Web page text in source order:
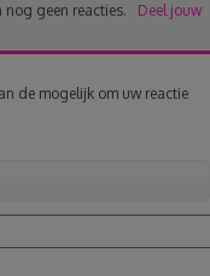
nog geen reacties. Deel jouw
de mogelijk om uw reactie